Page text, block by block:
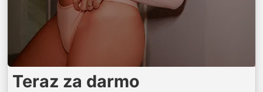
Teraz za darmo